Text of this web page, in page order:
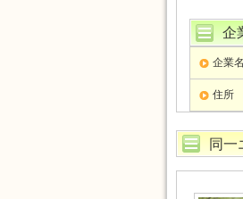
企
企業名
住所
同一